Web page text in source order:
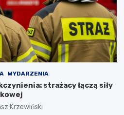
WYDARZENIA
strażacy łączą siły
Krzewiński